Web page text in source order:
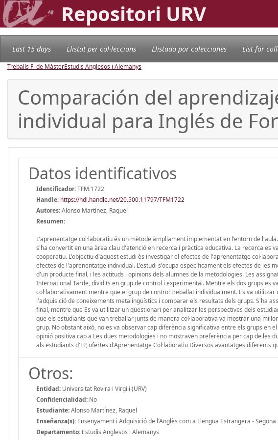
Repositori URV
Last 15 days Llistat per col·leccions Llistado por colecciones List for
Treballs Fi de MàsterEstudis Anglesos i Alemanys
Comparación del
individual para Inglés de
Datos identificativos
Identificador:TFM:1722
Handle: https://hdl.handle.net/20.500.11797/TFM1722
Autores:Alonso Martínez, Raquel
Resumen:
L'aprenentatge col·laboratiu és un mètode àmpliament implementat en l'entorn de
s'ha convertit en una àrea clau d'atenció en recerca i pràctica educativa. La recerca es
cooperatiu. L'objectiu d'aquest estudi és investigar el efectes de l'aprenentatge
efectes de l'aprenentatge individual. L'estudi s'ocupa específicament els efectes de les
d'un producte final, i les actituds i opinions dels alumnes de la metodologies. Les
International Tarde, dividits en grup de control i experimental. Mentre els dos grups es
col·laborativament mentre que el grup de control treballat individualment. Es va
l'adquisició de coneixements metalingüístics i comparar els resultats dels grups. S'ha
final, mentre que Es va utilitzar un qüestionari per analitzar les perspectives dels
que els estudiants que van treballar junts de manera col·laborativa va mostrar una
grup. No obstant això, no es va observar cap diferència significativa entre els grups en
opinió positiva cap a Les dues metodologies i no mostraven preferència per cap de les
als estudiants d'FP, ofertes d'Aprenentatge Col·laboratiu Diversos avantatges diferents
Otros:
Entidad: Universitat Rovira i Virgili (URV)
Confidencialidad: No
Estudiante:Alonso Martínez, Raquel
Enseñanza(s): Ensenyament i Adquisició de l'Anglès com a Llengua Estrangera - Segona
Departamento: Estudis Anglesos i Alemanys